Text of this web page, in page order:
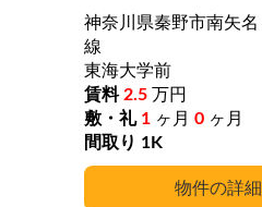
詳細
神奈川県秦野市南矢名
線
東海大学前
2.5 万円
1 ヶ月 0 ヶ月
1K